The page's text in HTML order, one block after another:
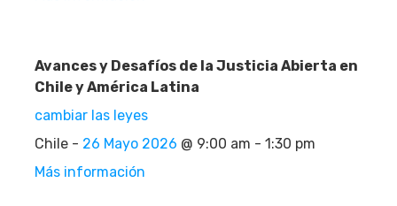
Avances y Desafíos de la Justicia Abierta en
Chile y América Latina
cambiar las leyes
Chile - 26 Mayo 2026 @ 9:00 am - 1:30 pm
Más información